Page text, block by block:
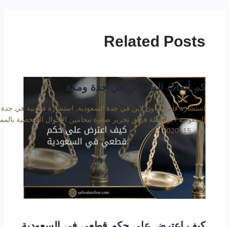
Related Posts
كم أتعاب المحامي في جدة ومكة
استشارة قانونية اون لاين في جدة السعودية
استشارة قانونية في جدة
السعودية/ بواسطة فريق تحرير صفوة محامين الأحوال الشخصية
يناير 15, 2020